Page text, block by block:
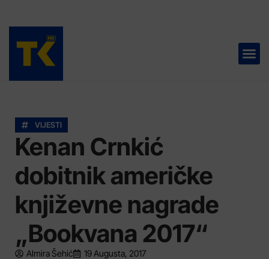
VIJESTI
Kenan Crnkić
dobitnik američke
književne nagrade
„Bookvana 2017“
Almira Šehić 19 Augusta, 2017